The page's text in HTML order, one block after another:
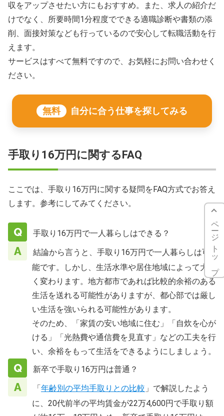
収をアップさせたい方にもおすすめ。また、求人の紹介だ
けでなく、所要時間1分程度でできる適職診断や書類の添
削、面接対策なども行っているので安心して転職活動を行
えます。
サービスはすべて無料ですので、お気軽にお問い合わせく
ださい。
無料 自分に合う仕事を探してみる
手取り16万円に関するFAQ
ここでは、手取り16万円に関する疑問をFAQ方式でお答え
します。参考にしてみてください。
手取り16万円で一人暮らしはできる？
結論から言うと、手取り16万円で一人暮らしは可
能です。しかし、生活水準や居住地域によって大き
く変わります。地方都市であれば比較的余裕のある
生活を送れる可能性がありますが、都心部では厳し
い生活を強いられる可能性があります。
そのため、「家賃の安い地域に住む」「自炊を心が
ける」「光熱費や通信費を見直す」などの工夫を行
い、余裕をもって生活をできるようにしましょう。
新卒で手取り16万円は普通？
「 年齢別の平均手取りとの比較 」で解説したよう
に、20代前半の平均賃金が22万4,600円で手取り額
ページトップ